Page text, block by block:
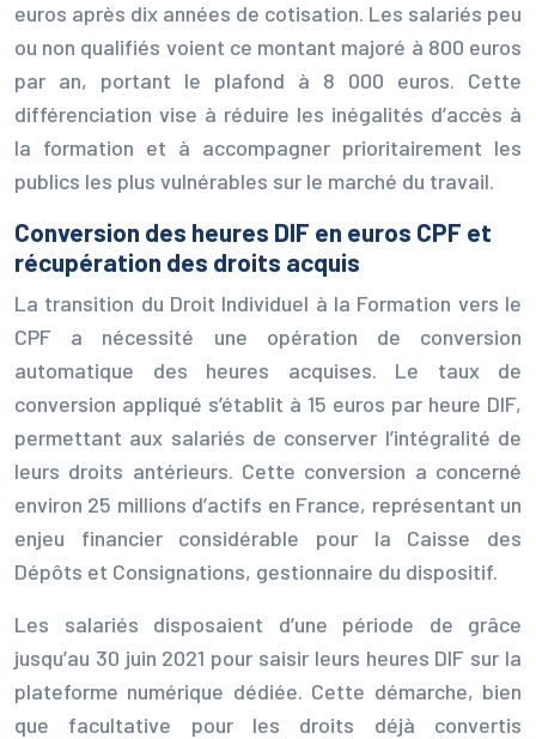
euros après dix années de cotisation. Les salariés peu
ou non qualifiés voient ce montant majoré à 800 euros
par an, portant le plafond à 8 000 euros. Cette
différenciation vise à réduire les inégalités d’accès à
la formation et à accompagner prioritairement les
publics les plus vulnérables sur le marché du travail.
Conversion des heures DIF en euros CPF et
récupération des droits acquis
La transition du Droit Individuel à la Formation vers le
CPF a nécessité une opération de conversion
automatique des heures acquises. Le taux de
conversion appliqué s’établit à 15 euros par heure DIF,
permettant aux salariés de conserver l’intégralité de
leurs droits antérieurs. Cette conversion a concerné
environ 25 millions d’actifs en France, représentant un
enjeu financier considérable pour la Caisse des
Dépôts et Consignations, gestionnaire du dispositif.
Les salariés disposaient d’une période de grâce
jusqu’au 30 juin 2021 pour saisir leurs heures DIF sur la
plateforme numérique dédiée. Cette démarche, bien
que facultative pour les droits déjà convertis